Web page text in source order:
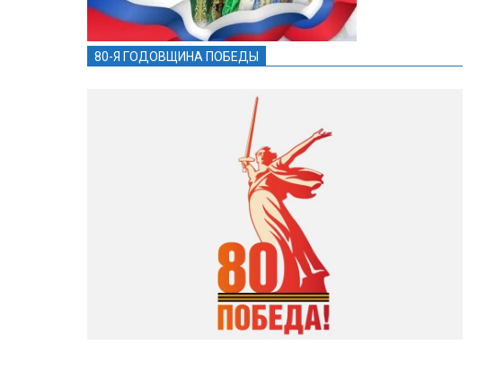
80-Я ГОДОВЩИНА ПОБЕДЫ